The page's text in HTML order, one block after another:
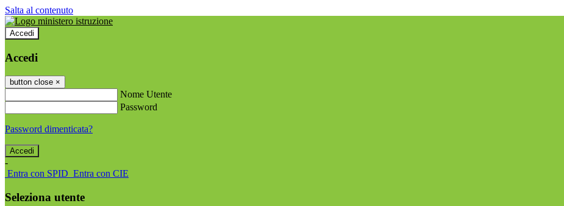
Salta al contenuto
Accedi
Accedi
button close ×
Nome Utente
Password
Password dimenticata?
-
Entra con SPID Entra con CIE
Seleziona utente